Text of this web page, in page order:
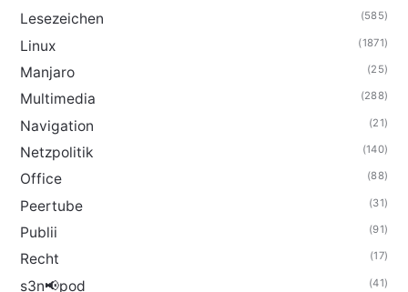
Lesezeichen (585)
Linux (1871)
Manjaro (25)
Multimedia (288)
Navigation (21)
Netzpolitik (140)
Office (88)
Peertube (31)
Publii (91)
Recht (17)
s3n📢pod (41)